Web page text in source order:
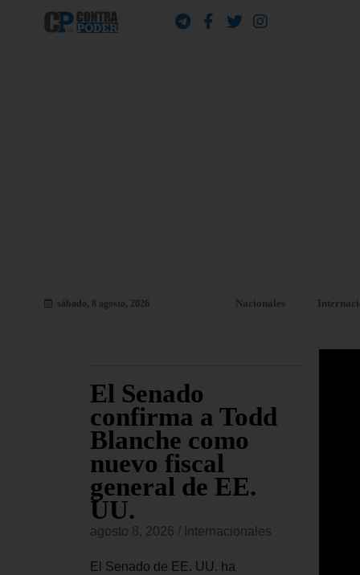
sábado, 8 agosto, 2026 Nacionales
El Senado
confirma a Todd
Blanche como
nuevo fiscal
general de EE.
UU.
agosto 8, 2026 Internacionales
El Senado de EE. UU. ha